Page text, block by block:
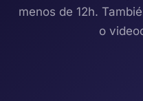
menos de 12h.
o